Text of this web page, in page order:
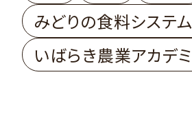
みどりの食料システ
いばらき農業アカデ